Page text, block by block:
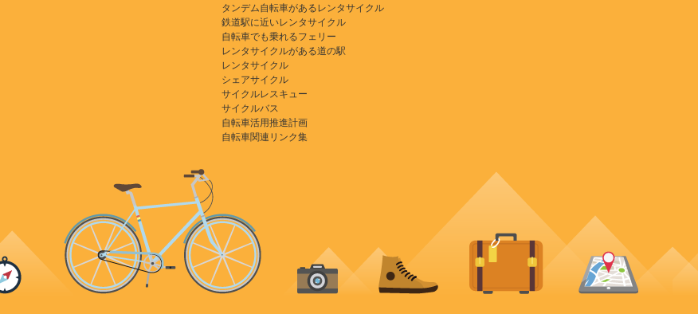
タンデム自転車があるレンタサイクル
鉄道駅に近いレンタサイクル
自転車でも乗れるフェリー
レンタサイクルがある道の駅
レンタサイクル
シェアサイクル
サイクルレスキュー
サイクルバス
自転車活用推進計画
自転車関連リンク集